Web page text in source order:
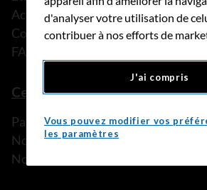
Actualités
Communiqués de presse
FAQ
Ce que nous pouvons faire
Parler à une personne de confiance
Nos programmes et services
Nos ressources
d'analyser votre utilisation de
contribuer à nos efforts de
J'ai compris
Vous pouvez modifier vos
les paramètres